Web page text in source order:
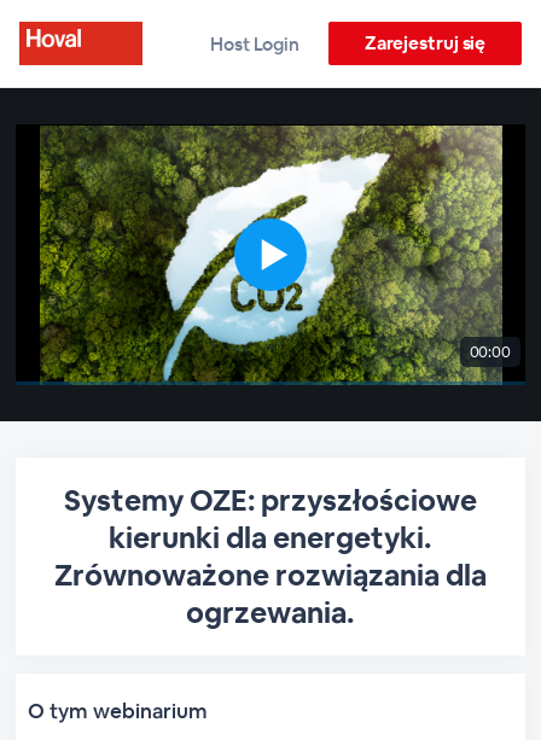
Host Login Zarejestruj się
00:00
Systemy OZE: przyszłościowe
kierunki dla energetyki.
Zrównoważone rozwiązania dla
ogrzewania.
O tym webinarium